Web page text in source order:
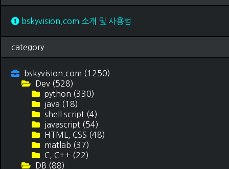
bskyvision.com 소개 및 사용법
category
bskyvision.com (1250)
Dev (528)
python (330)
java (18)
shell script (4)
javascript (54)
HTML, CSS (48)
matlab (37)
C, C++ (22)
DB (88)